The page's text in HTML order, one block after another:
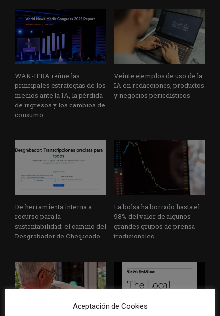
WAN-IFRA reúne las
principales estrategias de los
medios ante la IA, la pérdida
de ingresos y los cambios de
consumo
Veinte ejemplos de uso de la
IA en redacciones, productos
y negocios periodísticos
De herramienta interna a
recurso para la
sustentabilidad: el camino del
Desgrabador de Chequeado
La bolsa ha borrado hasta el
98% del valor de algunos
grandes grupos de prensa
tradicionales
Aceptación de Cookies